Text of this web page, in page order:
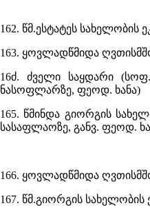
162. წმ.ესტატეს სახელობის
163. ყოვლადწმიდა
16ძ. ძველი საყდარი
ნასოფლარზე, ფეოდ. ხანა)
165. წმინდა გიორგის
სასაფლაოზე, განვ. ფეოდ.
166. ყოვლადწმიდა
167. წმ.გიორგის